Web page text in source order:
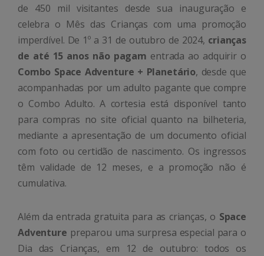
de 450 mil visitantes desde sua inauguração e
celebra o Mês das Crianças com uma promoção
imperdível. De 1º a 31 de outubro de 2024, crianças
de até 15 anos não pagam entrada ao adquirir o
Combo Space Adventure + Planetário, desde que
acompanhadas por um adulto pagante que compre
o Combo Adulto. A cortesia está disponível tanto
para compras no site oficial quanto na bilheteria,
mediante a apresentação de um documento oficial
com foto ou certidão de nascimento. Os ingressos
têm validade de 12 meses, e a promoção não é
cumulativa.
Além da entrada gratuita para as crianças, o Space
Adventure preparou uma surpresa especial para o
Dia das Crianças, em 12 de outubro: todos os